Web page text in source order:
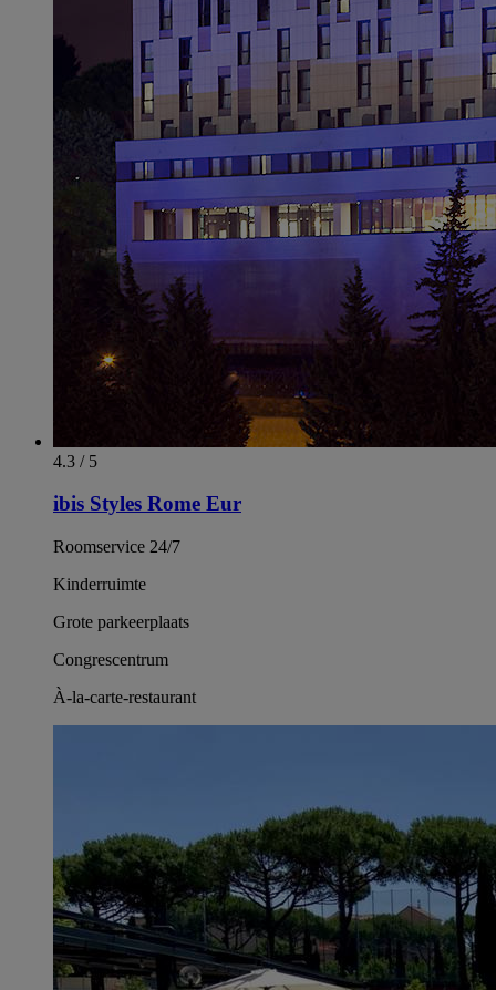
4.3 / 5
ibis Styles Rome Eur
Roomservice 24/7
Kinderruimte
Grote parkeerplaats
Congrescentrum
À-la-carte-restaurant